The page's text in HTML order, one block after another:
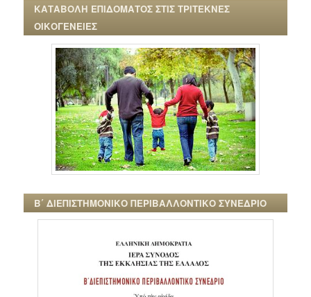
ΚΑΤΑΒΟΛΗ ΕΠΙΔΟΜΑΤΟΣ ΣΤΙΣ ΤΡΙΤΕΚΝΕΣ
ΟΙΚΟΓΕΝΕΙΕΣ
Β΄ ΔΙΕΠΙΣΤΗΜΟΝΙΚΟ ΠΕΡΙΒΑΛΛΟΝΤΙΚΟ ΣΥΝΕΔΡΙΟ